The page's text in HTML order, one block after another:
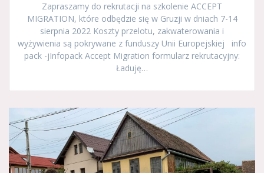
Zapraszamy do rekrutacji na szkolenie ACCEPT
MIGRATION, które odbędzie się w Gruzji w dniach 7-14
sierpnia 2022 Koszty przelotu, zakwaterowania i
wyżywienia są pokrywane z funduszy Unii Europejskiej info
pack -jInfopack Accept Migration formularz rekrutacyjny:
Ładuję…